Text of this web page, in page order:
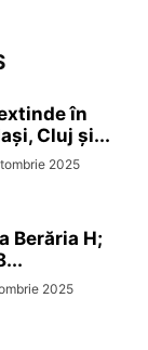
în
Cluj și...
2025
Berăria H;
2025